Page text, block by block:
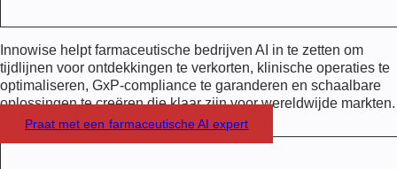
Innowise helpt farmaceutische bedrijven AI in te zetten om
tijdlijnen voor ontdekkingen te verkorten, klinische operaties te
optimaliseren, GxP-compliance te garanderen en schaalbare
oplossingen te creëren die klaar zijn voor wereldwijde markten.
Praat met een farmaceutische AI expert